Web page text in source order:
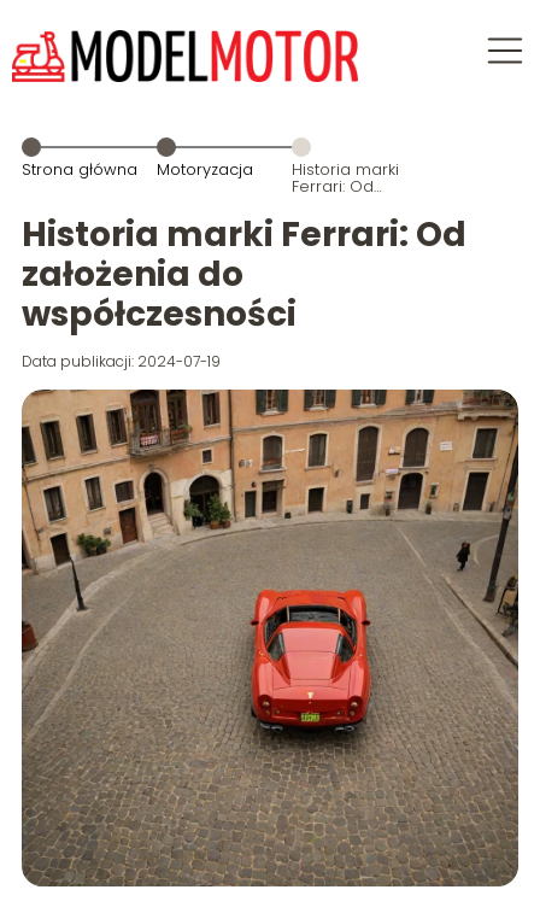
Strona główna Motoryzacja Historia marki
Ferrari: Od
współczesności
Historia marki Ferrari: Od
założenia do
współczesności
Data publikacji: 2024-07-19